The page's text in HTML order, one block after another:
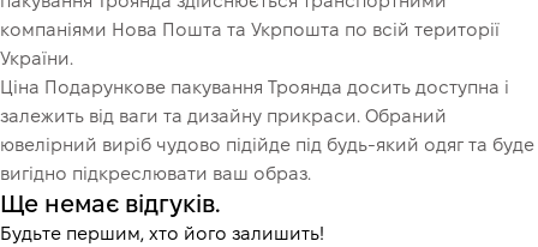
компаніями Нова Пошта та Укрпошта по всій території
України.
Ціна Подaрункове пакування Троянда досить доступна і
залежить від ваги та дизайну прикраси. Обраний
ювелірний виріб чудово підійде під будь-який одяг та буде
вигідно підкреслювати ваш образ.
Ще немає відгуків.
Будьте першим, хто його залишить!